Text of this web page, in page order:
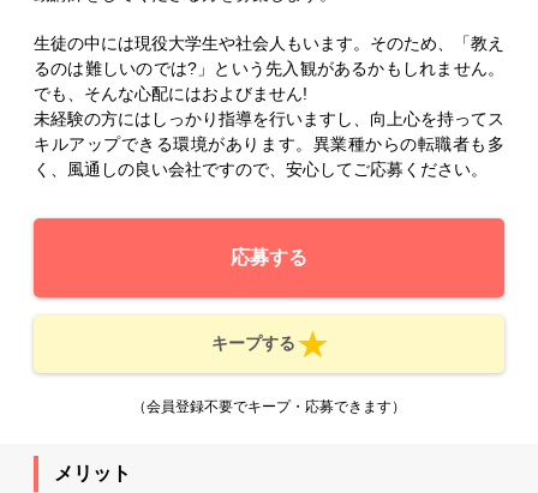
生徒の中には現役大学生や社会人もいます。そのため、「教え
るのは難しいのでは?」という先入観があるかもしれません。
でも、そんな心配にはおよびません!
未経験の方にはしっかり指導を行いますし、向上心を持ってス
キルアップできる環境があります。異業種からの転職者も多
く、風通しの良い会社ですので、安心してご応募ください。
応募する
キープする
（会員登録不要でキープ・応募できます）
メリット